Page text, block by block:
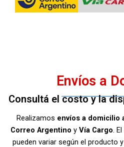
Envíos a
Consultá el costo y la
Realizamos envíos a domicilio
Correo Argentino y Vía Cargo .
pueden variar según el producto